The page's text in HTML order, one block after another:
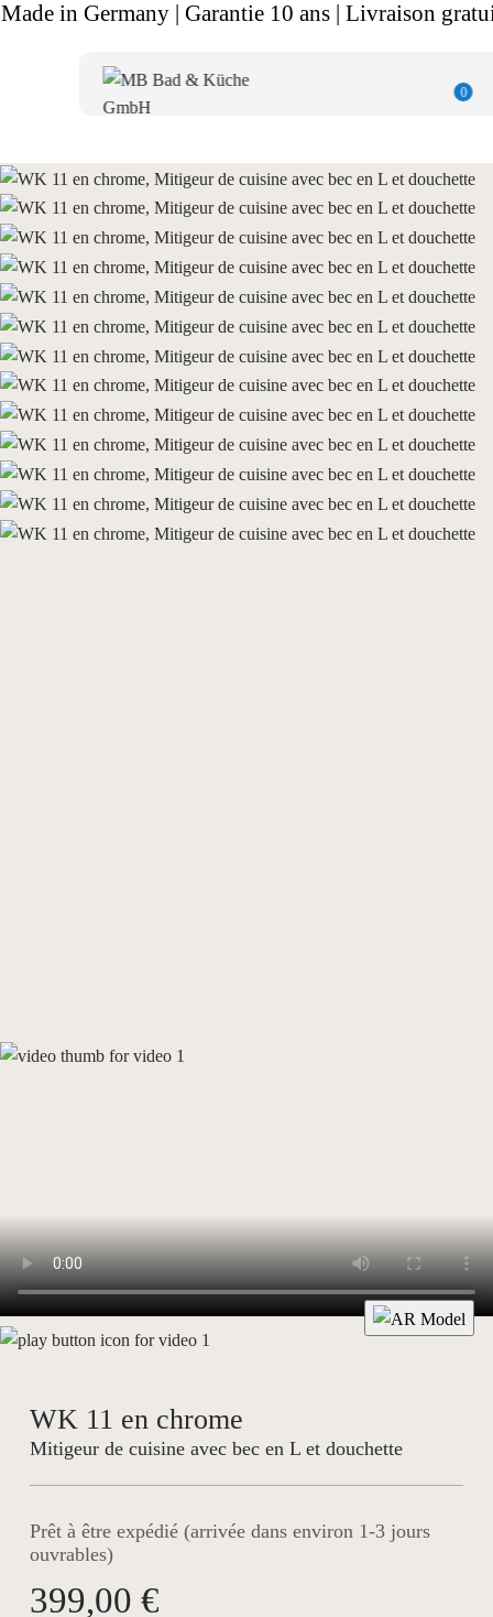
Made in Germany | Garantie 10 ans | Livraison
0
WK 11 en chrome
Mitigeur de cuisine avec bec en L et douchette
Prêt à être expédié (arrivée dans environ 1-3 jours
ouvrables)
399,00 €